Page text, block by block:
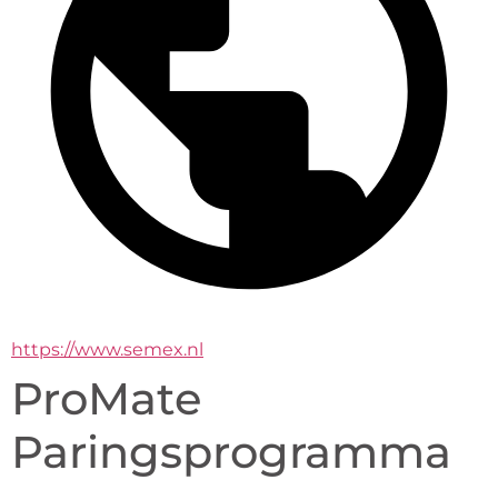
https://www.semex.nl
ProMate
Paringsprogramma